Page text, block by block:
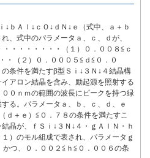
↓ｂＡｌ↓ｃＯ↓ｄＮ↓ｅ（式中、ａ＋ｂ
、式中のパラメータａ、ｃ、ｄが、
・・・・・・・（１）０．００８≦ｃ
・（２）０．０００５≦ｄ≦０．０
条件を満たすβ型Ｓｉ↓３Ｎ↓４結晶構
アロン結晶を含み、励起源を照射する
０ｎｍの範囲の波長にピークを持つ緑
る。パラメータａ、ｂ、ｃ、ｄ、ｅ
ｄ＋ｅ）≦０．７８の条件を満たすこ
晶が、ｆＳｉ↓３Ｎ↓４・ｇＡｌＮ・ｈ
）のモル組成で表され、パラメータｇ
つ、０．００２≦ｈ≦０．００６の条